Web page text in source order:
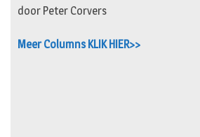
door Peter Corvers
Meer Columns KLIK HIER>>